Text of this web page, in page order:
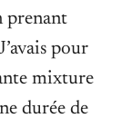
prenant
pour
mixture
durée de